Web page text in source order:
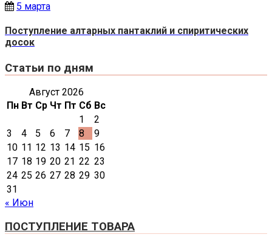
5 марта
Поступление алтарных пантаклий и спиритических
досок
Статьи по дням
Август 2026
Пн Вт Ср Чт Пт Сб Вс
1
2
3
4 5 6 7 8
9
10 11 12 13 14 15 16
17 18 19 20 21 22 23
24 25 26 27 28 29 30
31
« Июн
ПОСТУПЛЕНИЕ ТОВАРА